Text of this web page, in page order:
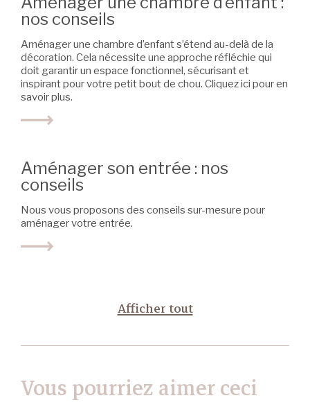
nos conseils
Aménager une chambre d’enfant s’étend au-delà de la
décoration. Cela nécessite une approche réfléchie qui
doit garantir un espace fonctionnel, sécurisant et
inspirant pour votre petit bout de chou. Cliquez ici pour en
savoir plus.
Aménager son entrée : nos
conseils
Nous vous proposons des conseils sur-mesure pour
aménager votre entrée.
Afficher tout
Vous pourriez aimer ceci